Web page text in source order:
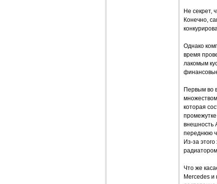
Не секрет,
Конечно,
Однако
время
лакомым
Первым во
которая
внешность
переднюю
Из-за
Что же
Mercedes и